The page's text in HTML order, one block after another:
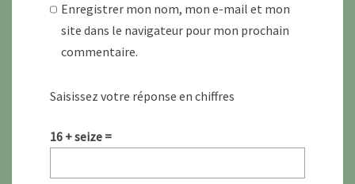
Enregistrer mon nom, mon e-mail et mon
site dans le navigateur pour mon prochain
commentaire.
Saisissez votre réponse en chiffres
16 + seize =